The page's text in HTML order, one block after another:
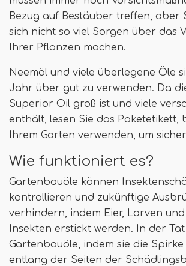
Bezug auf Bestäuber treffen, aber
sich nicht so viel Sorgen über das
Ihrer Pflanzen machen.
Neemöl und viele überlegene Öle
Jahr über gut zu verwenden. Da
Superior Oil groß ist und viele
enthält, lesen Sie das Paketetikett,
Ihrem Garten verwenden, um
Wie funktioniert es?
Gartenbauöle können
kontrollieren und zukünftige
verhindern, indem Eier, Larven
Insekten erstickt werden. In der
Gartenbauöle, indem sie die Spirke
entlang der Seiten der